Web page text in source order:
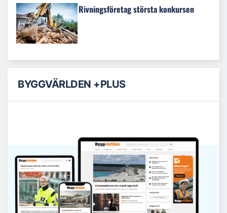
Rivningsföretag största konkursen
BYGGVÄRLDEN +PLUS